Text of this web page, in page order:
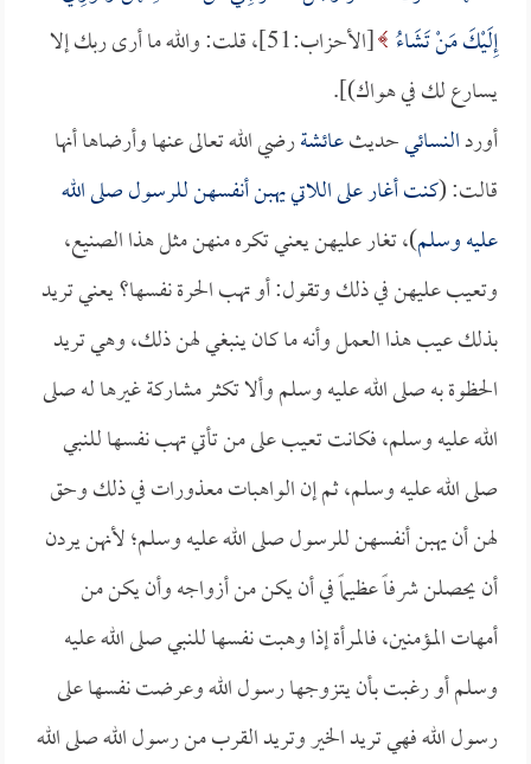
إِلَيْكَ مَنْ تَشَاءُ
[الأحزاب:51]، قلت: والله ما أرى ربك إلا
يسارع لك في هواك)].
أوردالنسائيحديثعائشةرضي الله تعالى عنها وأرضاها أنها
قالت: (كنت أغار على اللاتي يهبن أنفسهن للرسول صلى الله
عليه وسلم)، تغار عليهن يعني تكره منهن مثل هذا الصنيع،
وتعيب عليهن في ذلك وتقول: أو تهب الحرة نفسها؟ يعني تريد
بذلك عيب هذا العمل وأنه ما كان ينبغي لهن ذلك، وهي تريد
الحظوة به صلى الله عليه وسلم وألا تكثر مشاركة غيرها له صلى
الله عليه وسلم، فكانت تعيب على من تأتي تهب نفسها للنبي
صلى الله عليه وسلم، ثم إن الواهبات معذورات في ذلك وحق
لهن أن يهبن أنفسهن للرسول صلى الله عليه وسلم؛ لأنهن يردن
أن يحصلن شرفاً عظيماً في أن يكن من أزواجه وأن يكن من
أمهات المؤمنين، فالمرأة إذا وهبت نفسها للنبي صلى الله عليه
وسلم أو رغبت بأن يتزوجها رسول الله وعرضت نفسها على
رسول الله فهي تريد الخير وتريد القرب من رسول الله صلى الله